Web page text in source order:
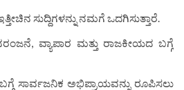
ಸುದ್ದಿಗಳನ್ನು ನಮಗೆ ಒದಗಿಸುತ್ತಾರೆ.
ವ್ಯಾಪಾರ ಮತ್ತು ರಾಜಕೀಯದ ಬಗ್ಗೆ
ಸಾರ್ವಜನಿಕ ಅಭಿಪ್ರಾಯವನ್ನು ರೂಪಿಸಲು